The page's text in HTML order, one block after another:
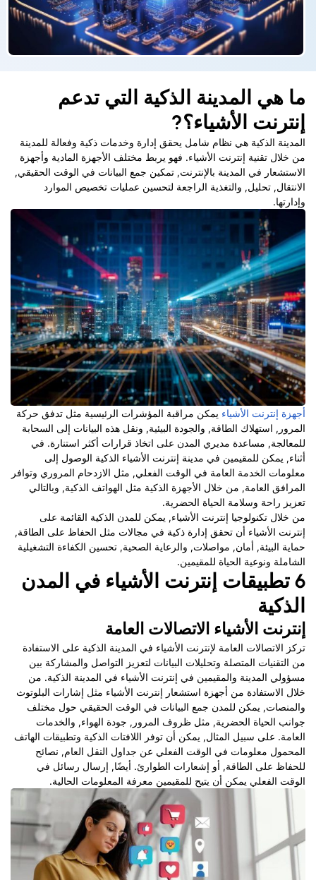
ما هي المدينة الذكية التي تدعم
إنترنت الأشياء؟?
المدينة الذكية هي نظام شامل يحقق إدارة وخدمات ذكية وفعالة للمدينة
من خلال تقنية إنترنت الأشياء. فهو يربط مختلف الأجهزة المادية وأجهزة
الاستشعار في المدينة بالإنترنت, تمكين جمع البيانات في الوقت الحقيقي,
الانتقال, تحليل, والتغذية الراجعة لتحسين عمليات تخصيص الموارد
وإدارتها.
أجهزة إنترنت الأشياء يمكن مراقبة المؤشرات الرئيسية مثل تدفق حركة
المرور, استهلاك الطاقة, والجودة البيئية, ونقل هذه البيانات إلى السحابة
للمعالجة, مساعدة مديري المدن على اتخاذ قرارات أكثر استنارة. في
أثناء, يمكن للمقيمين في مدينة إنترنت الأشياء الذكية الوصول إلى
معلومات الخدمة العامة في الوقت الفعلي, مثل الازدحام المروري وتوافر
المرافق العامة, من خلال الأجهزة الذكية مثل الهواتف الذكية, وبالتالي
تعزيز راحة وسلامة الحياة الحضرية.
من خلال تكنولوجيا إنترنت الأشياء, يمكن للمدن الذكية القائمة على
إنترنت الأشياء أن تحقق إدارة ذكية في مجالات مثل الحفاظ على الطاقة,
حماية البيئة, أمان, مواصلات, والرعاية الصحية, تحسين الكفاءة التشغيلية
الشاملة ونوعية الحياة للمقيمين.
6 تطبيقات إنترنت الأشياء في المدن
الذكية
إنترنت الأشياء الاتصالات العامة
تركز الاتصالات العامة لإنترنت الأشياء في المدينة الذكية على الاستفادة
من التقنيات المتصلة وتحليلات البيانات لتعزيز التواصل والمشاركة بين
مسؤولي المدينة والمقيمين في إنترنت الأشياء في المدينة الذكية. من
خلال الاستفادة من أجهزة استشعار إنترنت الأشياء مثل إشارات البلوتوث
والمنصات, يمكن للمدن جمع البيانات في الوقت الحقيقي حول مختلف
جوانب الحياة الحضرية, مثل ظروف المرور, جودة الهواء, والخدمات
العامة. على سبيل المثال, يمكن أن توفر اللافتات الذكية وتطبيقات الهاتف
المحمول معلومات في الوقت الفعلي عن جداول النقل العام, نصائح
للحفاظ على الطاقة, أو إشعارات الطوارئ. أيضًا, إرسال رسائل في
الوقت الفعلي يمكن أن يتيح للمقيمين معرفة المعلومات الحالية.